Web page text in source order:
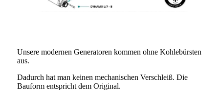
Unsere modernen Generatoren kommen ohne Kohlebürsten
aus.
Dadurch hat man keinen mechanischen Verschleiß. Die
Bauform entspricht dem Original.